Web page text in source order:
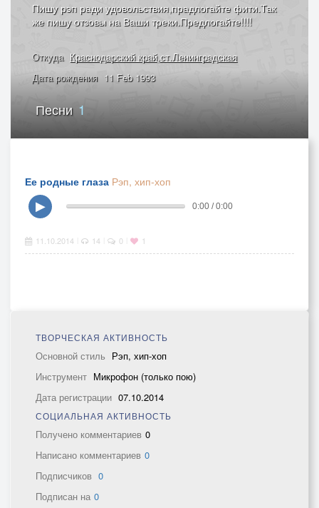
Пишу рэп ради удовольствия,прадлогайте фити.Так
же пишу отзовы на Ваши треки.Предлогайте!!!!
Откуда Краснодарский край,ст.Ленинградская
Дата рождения 11 Feb 1993
Песни 1
Ее родные глаза Рэп, хип-хоп
▶
0:00 / 0:00
11.10.2014 14 0 1
ТВОРЧЕСКАЯ АКТИВНОСТЬ
Основной стиль Рэп, хип-хоп
Инструмент Микрофон (только пою)
Дата регистрации 07.10.2014
СОЦИАЛЬНАЯ АКТИВНОСТЬ
Получено комментариев 0
Написано комментариев 0
Подписчиков 0
Подписан на 0